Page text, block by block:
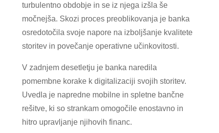
turbulentno obdobje in se iz njega izšla še
močnejša. Skozi proces preoblikovanja je banka
osredotočila svoje napore na izboljšanje kvalitete
storitev in povečanje operativne učinkovitosti.
V zadnjem desetletju je banka naredila
pomembne korake k digitalizaciji svojih storitev.
Uvedla je napredne mobilne in spletne bančne
rešitve, ki so strankam omogočile enostavno in
hitro upravljanje njihovih financ.